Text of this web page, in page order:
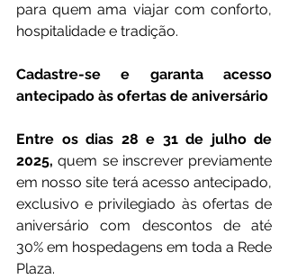
para quem ama viajar com conforto,
hospitalidade e tradição.
Cadastre-se e garanta acesso
antecipado às ofertas de aniversário
Entre os dias 28 e 31 de julho de
2025, quem se inscrever previamente
em nosso site terá acesso antecipado,
exclusivo e privilegiado às ofertas de
aniversário com descontos de até
30% em hospedagens em toda a Rede
Plaza.